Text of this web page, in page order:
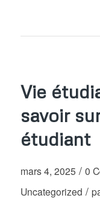
Vie
savoir
étudiant
mars 4, 2025 / 0
Uncategorized /